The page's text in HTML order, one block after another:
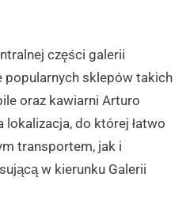
części galerii
popularnych sklepów takich
oraz kawiarni Arturo
lokalizacja, do której łatwo
transportem, jak i
w kierunku Galerii